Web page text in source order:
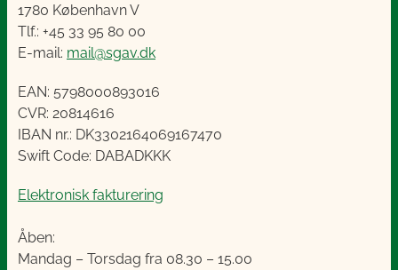
1780 København V
Tlf.: +45 33 95 80 00
E-mail: mail@sgav.dk
EAN: 5798000893016
CVR: 20814616
IBAN nr.: DK3302164069167470
Swift Code: DABADKKK
Elektronisk fakturering
Åben:
Mandag – Torsdag fra 08.30 – 15.00